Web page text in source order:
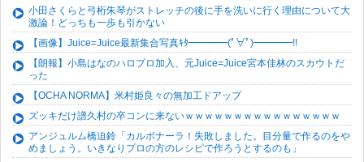
小田さくらと弓桁朱琴がストレッチの後に手を洗いに行く理由について大
激論！どっちも一歩も引かない
【画像】Juice=Juice最新集合写真ｷﾀ━━━━(ﾟ∀ﾟ)━━━━!!
【朗報】小島はなのハロプロ加入、元Juice=Juice宮本佳林のスカウトだ
った
【OCHA NORMA】米村姫良々の無加工ドアップ
ズッキだけ譜久村の卒コンに来ないｗｗｗｗｗｗｗｗｗｗｗｗｗｗｗｗ
アンジュルム橋迫鈴「カルボナーラ！失敗しました。目分量で作るのをや
めましょう。いきなりプロの方のレシピで作ろうとするのも」